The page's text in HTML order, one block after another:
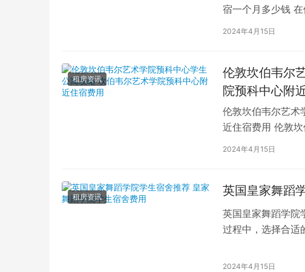
宿一个月多少钱
学生活中的一项
2024年4月15日
租房资讯
伦敦坎伯韦尔
院预科中心附
伦敦坎伯韦尔艺术
近住宿费用 伦敦
2024年4月15日
租房资讯 英国皇家舞蹈
英国皇家舞蹈学院
过程中，选择合适
2024年4月15日